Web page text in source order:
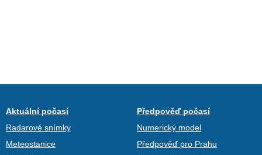
Aktuální počasí
Radarové snímky
Meteostanice
Předpověď počasí
Numerický model
Předpověď pro Prahu